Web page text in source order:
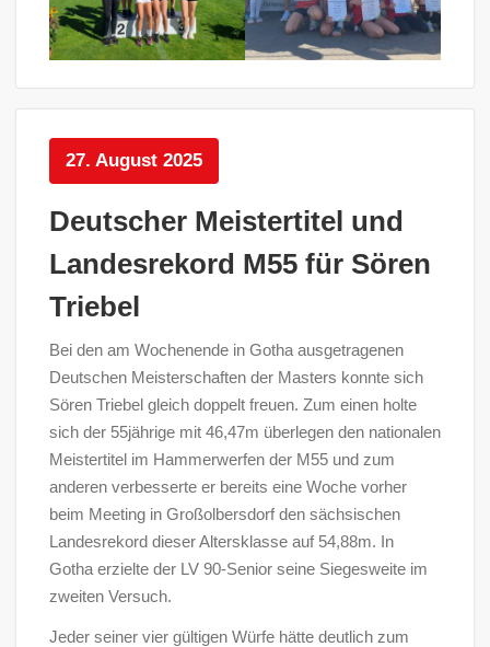
27. August 2025
Deutscher Meistertitel und
Landesrekord M55 für Sören
Triebel
Bei den am Wochenende in Gotha ausgetragenen
Deutschen Meisterschaften der Masters konnte sich
Sören Triebel gleich doppelt freuen. Zum einen holte
sich der 55jährige mit 46,47m überlegen den nationalen
Meistertitel im Hammerwerfen der M55 und zum
anderen verbesserte er bereits eine Woche vorher
beim Meeting in Großolbersdorf den sächsischen
Landesrekord dieser Altersklasse auf 54,88m. In
Gotha erzielte der LV 90-Senior seine Siegesweite im
zweiten Versuch.
Jeder seiner vier gültigen Würfe hätte deutlich zum